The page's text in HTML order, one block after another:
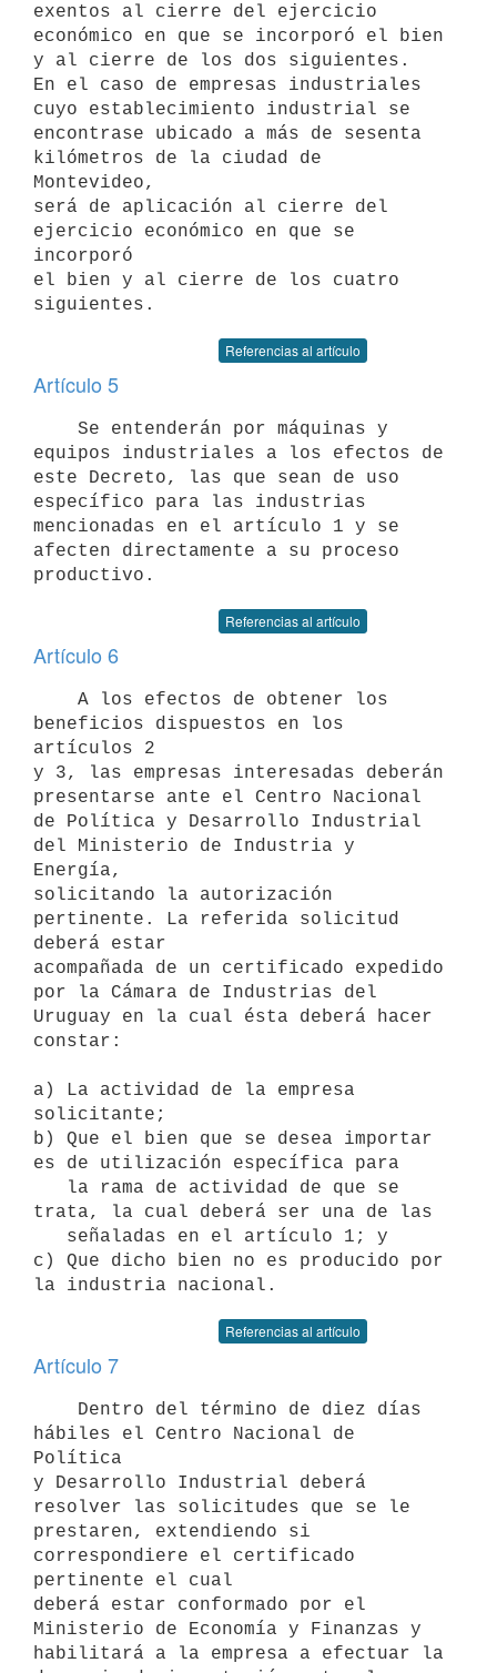
exentos al cierre del ejercicio
económico en que se incorporó el bien
y al cierre de los dos siguientes.
En el caso de empresas industriales
cuyo establecimiento industrial se
encontrase ubicado a más de sesenta
kilómetros de la ciudad de
Montevideo,
será de aplicación al cierre del
ejercicio económico en que se
incorporó
el bien y al cierre de los cuatro
Referencias al artículo
Artículo 5
equipos industriales a los efectos de
este Decreto, las que sean de uso
específico para las industrias
mencionadas en el artículo 1 y se
afecten directamente a su proceso
Referencias al artículo
Artículo 6
beneficios dispuestos en los
artículos 2
y 3, las empresas interesadas deberán
presentarse ante el Centro Nacional
de Política y Desarrollo Industrial
del Ministerio de Industria y
Energía,
solicitando la autorización
pertinente. La referida solicitud
deberá estar
acompañada de un certificado expedido
por la Cámara de Industrias del
Uruguay en la cual ésta deberá hacer
constar:
a) La actividad de la empresa
solicitante;
b) Que el bien que se desea importar
es de utilización específica para
trata, la cual deberá ser una de las
c) Que dicho bien no es producido por
Referencias al artículo
Artículo 7
hábiles el Centro Nacional de
Política
y Desarrollo Industrial deberá
resolver las solicitudes que se le
prestaren, extendiendo si
correspondiere el certificado
pertinente el cual
deberá estar conformado por el
Ministerio de Economía y Finanzas y
habilitará a la empresa a efectuar la